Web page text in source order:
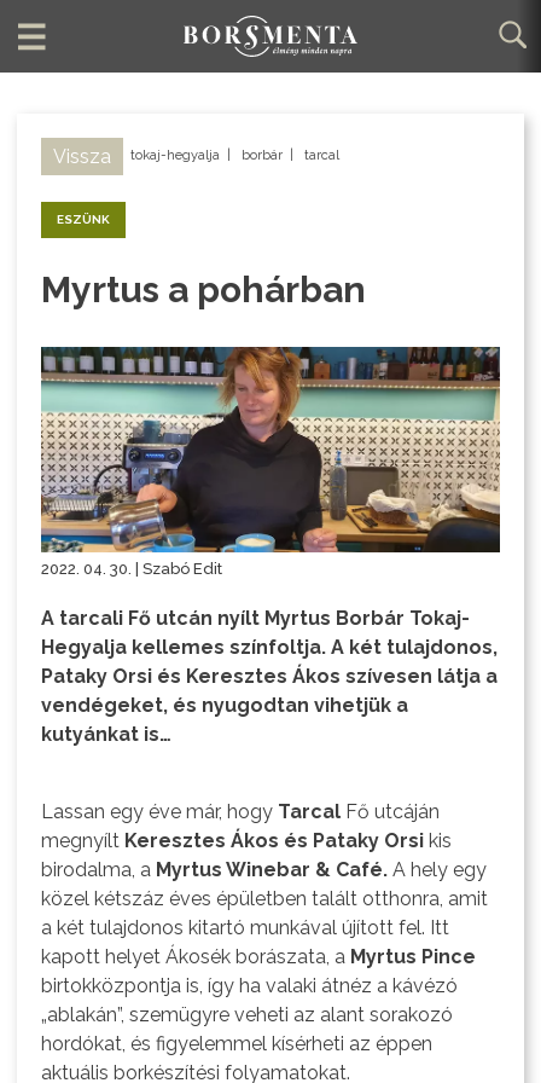
Vissza tokaj-hegyalja borbár tarcal
ESZÜNK
Myrtus a pohárban
2022. 04. 30. | Szabó Edit
A tarcali Fő utcán nyílt Myrtus Borbár Tokaj-
Hegyalja kellemes színfoltja. A két tulajdonos,
Pataky Orsi és Keresztes Ákos szívesen látja a
vendégeket, és nyugodtan vihetjük a
kutyánkat is…
Lassan egy éve már, hogy Tarcal Fő utcáján
megnyílt Keresztes Ákos és Pataky Orsi kis
birodalma, a Myrtus Winebar & Café. A hely egy
közel kétszáz éves épületben talált otthonra, amit
a két tulajdonos kitartó munkával újított fel. Itt
kapott helyet Ákosék borászata, a Myrtus Pince
birtokközpontja is, így ha valaki átnéz a kávézó
„ablakán”, szemügyre veheti az alant sorakozó
hordókat, és figyelemmel kísérheti az éppen
aktuális borkészítési folyamatokat.